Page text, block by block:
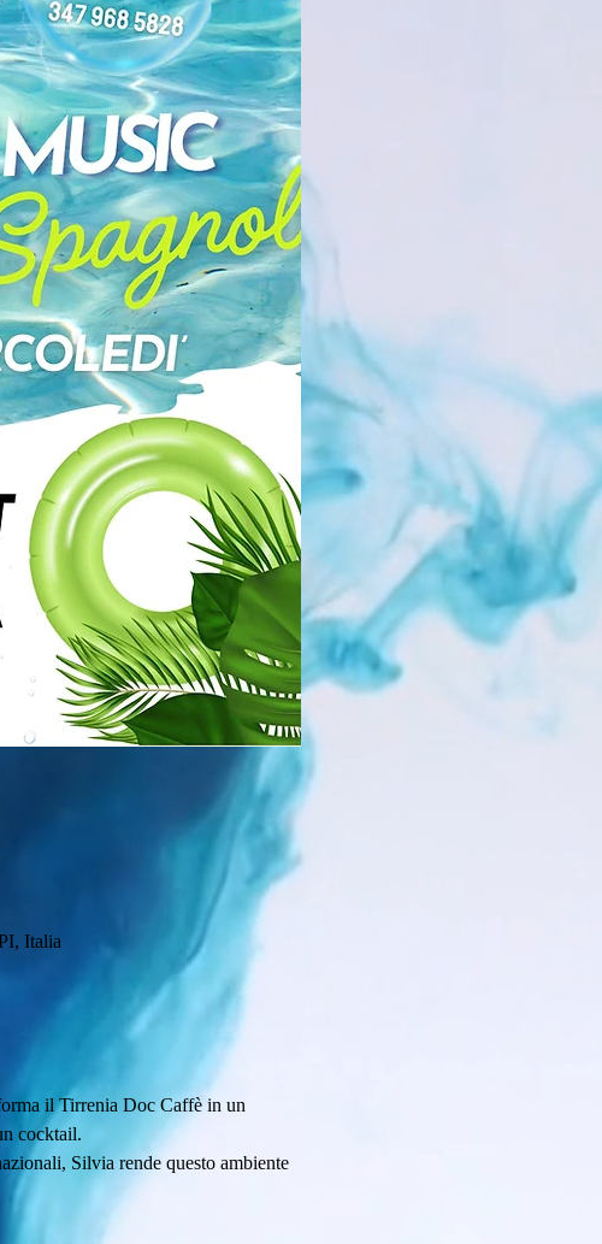
Italia
il Tirrenia Doc Caffè in un
cocktail.
Silvia rende questo ambiente